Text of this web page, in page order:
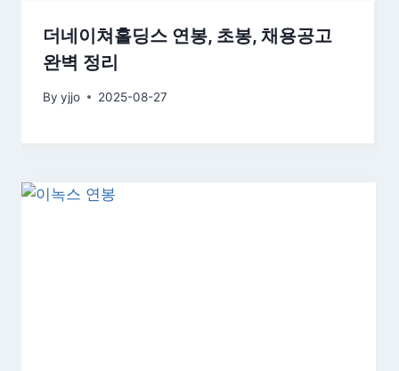
더네이쳐홀딩스 연봉, 초봉, 채용공고
완벽 정리
By yjjo 2025-08-27